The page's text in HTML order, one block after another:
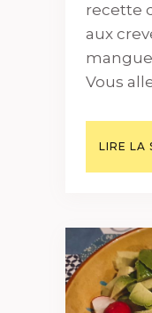
recette
aux
Vous
LIRE LA